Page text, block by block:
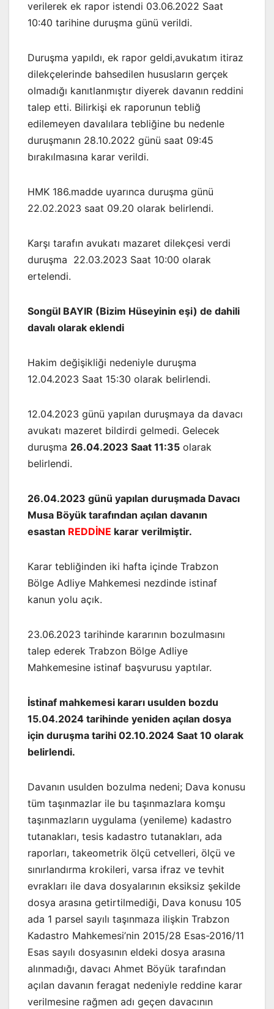
verilerek ek rapor istendi 03.06.2022 Saat
10:40 tarihine duruşma günü verildi.
Duruşma yapıldı, ek rapor geldi,avukatım itiraz
dilekçelerinde bahsedilen hususların gerçek
olmadığı kanıtlanmıştır diyerek davanın reddini
talep etti. Bilirkişi ek raporunun tebliğ
edilemeyen davalılara tebliğine bu nedenle
duruşmanın 28.10.2022 günü saat 09:45
bırakılmasına karar verildi.
HMK 186.madde uyarınca duruşma günü
22.02.2023 saat 09.20 olarak belirlendi.
Karşı tarafın avukatı mazaret dilekçesi verdi
duruşma 22.03.2023 Saat 10:00 olarak
ertelendi.
Songül BAYIR (Bizim Hüseyinin eşi) de dahili
davalı olarak eklendi
Hakim değişikliği nedeniyle duruşma
12.04.2023 Saat 15:30 olarak belirlendi.
12.04.2023 günü yapılan duruşmaya da davacı
avukatı mazeret bildirdi gelmedi. Gelecek
duruşma 26.04.2023 Saat 11:35 olarak
belirlendi.
26.04.2023 günü yapılan duruşmada Davacı
Musa Böyük tarafından açılan davanın
esastan REDDİNE karar verilmiştir.
Karar tebliğinden iki hafta içinde Trabzon
Bölge Adliye Mahkemesi nezdinde istinaf
kanun yolu açık.
23.06.2023 tarihinde kararının bozulmasını
talep ederek Trabzon Bölge Adliye
Mahkemesine istinaf başvurusu yaptılar.
İstinaf mahkemesi kararı usulden bozdu
15.04.2024 tarihinde yeniden açılan dosya
için duruşma tarihi 02.10.2024 Saat 10 olarak
belirlendi.
Davanın usulden bozulma nedeni; Dava konusu
tüm taşınmazlar ile bu taşınmazlara komşu
taşınmazların uygulama (yenileme) kadastro
tutanakları, tesis kadastro tutanakları, ada
raporları, takeometrik ölçü cetvelleri, ölçü ve
sınırlandırma krokileri, varsa ifraz ve tevhit
evrakları ile dava dosyalarının eksiksiz şekilde
dosya arasına getirtilmediği, Dava konusu 105
ada 1 parsel sayılı taşınmaza ilişkin Trabzon
Kadastro Mahkemesi’nin 2015/28 Esas-2016/11
Esas sayılı dosyasının eldeki dosya arasına
alınmadığı, davacı Ahmet Böyük tarafından
açılan davanın feragat nedeniyle reddine karar
verilmesine rağmen adı geçen davacının